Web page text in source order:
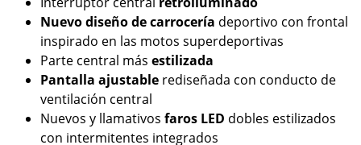
Nuevo diseño de carrocería deportivo con frontal
inspirado en las motos superdeportivas
Parte central más estilizada
Pantalla ajustable rediseñada con conducto de
ventilación central
Nuevos y llamativos faros LED dobles estilizados
con intermitentes integrados